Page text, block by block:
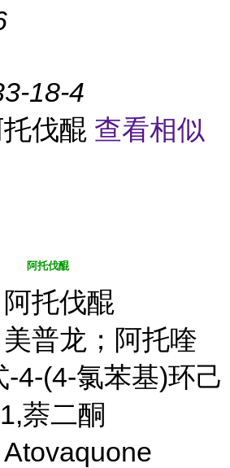
18-4
伐醌 查看相似
阿托伐醌
托伐醌
普龙；阿托喹
4-(4-氯苯基)环己
萘二酮